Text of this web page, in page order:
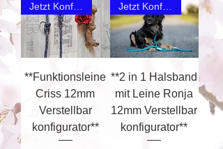
**Funktionsleine
Criss 12mm
Verstellbar
konfigurator**
Jetzt Konfigurieren
**2 in 1 Halsband
mit Leine Ronja
12mm Verstellbar
konfigurator**